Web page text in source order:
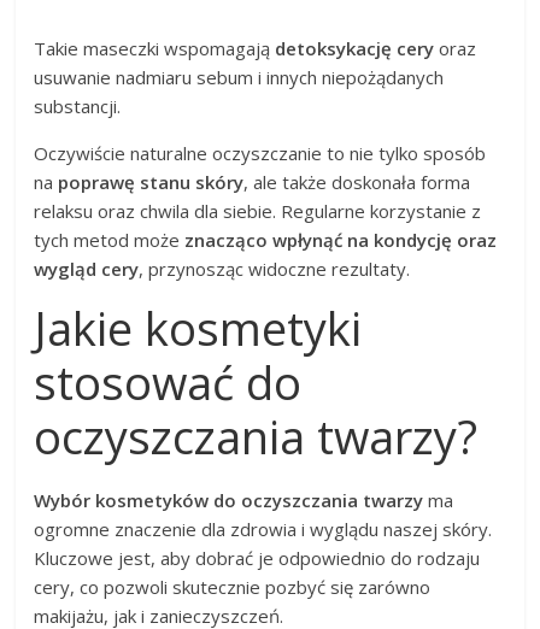
Takie maseczki wspomagają detoksykację cery oraz
usuwanie nadmiaru sebum i innych niepożądanych
substancji.
Oczywiście naturalne oczyszczanie to nie tylko sposób
na poprawę stanu skóry, ale także doskonała forma
relaksu oraz chwila dla siebie. Regularne korzystanie z
tych metod może znacząco wpłynąć na kondycję oraz
wygląd cery, przynosząc widoczne rezultaty.
Jakie kosmetyki
stosować do
oczyszczania twarzy?
Wybór kosmetyków do oczyszczania twarzy ma
ogromne znaczenie dla zdrowia i wyglądu naszej skóry.
Kluczowe jest, aby dobrać je odpowiednio do rodzaju
cery, co pozwoli skutecznie pozbyć się zarówno
makijażu, jak i zanieczyszczeń.